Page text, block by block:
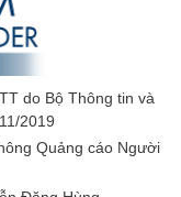
do Bộ Thông tin và
2019
Quảng cáo Người